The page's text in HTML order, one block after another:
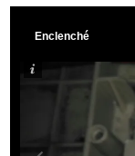
Enclenché